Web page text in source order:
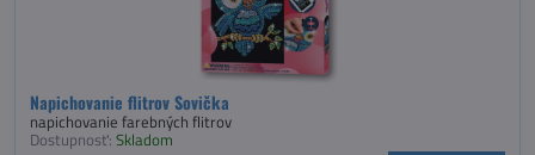
Napichovanie flitrov Sovička
napichovanie farebných flitrov
Dostupnosť: Skladom